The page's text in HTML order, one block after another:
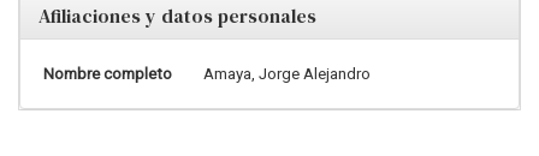
Afiliaciones y datos personales
Nombre completo Amaya, Jorge Alejandro